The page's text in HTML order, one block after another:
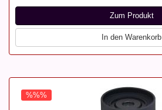
Zum Produkt
In den Warenkorb
%%%